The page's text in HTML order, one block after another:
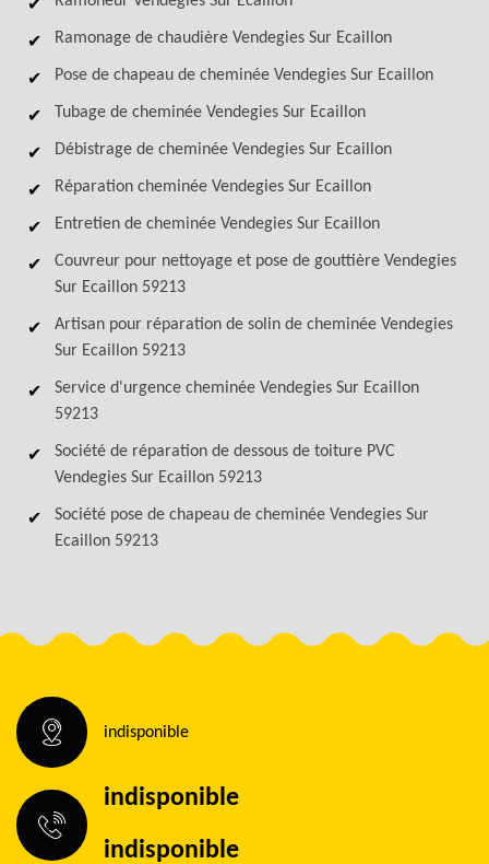
Ramonage de chaudière Vendegies Sur Ecaillon
Pose de chapeau de cheminée Vendegies Sur Ecaillon
Tubage de cheminée Vendegies Sur Ecaillon
Débistrage de cheminée Vendegies Sur Ecaillon
Réparation cheminée Vendegies Sur Ecaillon
Entretien de cheminée Vendegies Sur Ecaillon
Couvreur pour nettoyage et pose de gouttière Vendegies
Sur Ecaillon 59213
Artisan pour réparation de solin de cheminée Vendegies
Sur Ecaillon 59213
Service d'urgence cheminée Vendegies Sur Ecaillon
59213
Société de réparation de dessous de toiture PVC
Vendegies Sur Ecaillon 59213
Société pose de chapeau de cheminée Vendegies Sur
Ecaillon 59213
indisponible
indisponible
indisponible